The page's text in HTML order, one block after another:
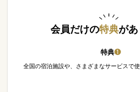
会員だけの特典が
特典❶
全国の宿泊施設や、さまざまなサービスで